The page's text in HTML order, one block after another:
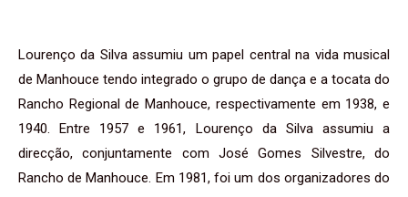
Lourenço da Silva assumiu um papel central na vida musical
de Manhouce tendo integrado o grupo de dança e a tocata do
Rancho Regional de Manhouce, respectivamente em 1938, e
1940. Entre 1957 e 1961, Lourenço da Silva assumiu a
direcção, conjuntamente com José Gomes Silvestre, do
Rancho de Manhouce. Em 1981, foi um dos organizadores do